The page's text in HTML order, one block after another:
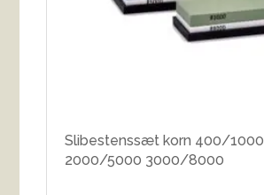
Slibestenssæt korn 400/1000
2000/5000 3000/8000